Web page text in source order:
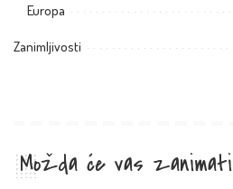
Europa
Zanimljivosti
Možda će vas zanimati